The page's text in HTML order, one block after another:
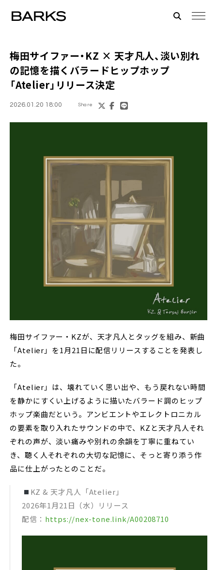
梅田サイファー・KZ × 天才凡人、淡い別れ
の記憶を描くバラードヒップホップ
「Atelier」リリース決定
2026.01.20 18:00 Share
梅田サイファー・KZが、天才凡人とタッグを組み、新曲
「Atelier」を1月21日に配信リリースすることを発表し
た。
「Atelier」は、壊れていく思い出や、もう戻れない時間
を静かにすくい上げるように描いたバラード調のヒップ
ホップ楽曲だという。アンビエントやエレクトロニカル
の要素を取り入れたサウンドの中で、KZと天才凡人それ
ぞれの声が、淡い痛みや別れの余韻を丁寧に重ねてい
き、聴く人それぞれの大切な記憶に、そっと寄り添う作
品に仕上がったとのことだ。
KZ & 天才凡人「Atelier」
2026年1月21日（水）リリース
配信： https://nex-tone.link/A00208710